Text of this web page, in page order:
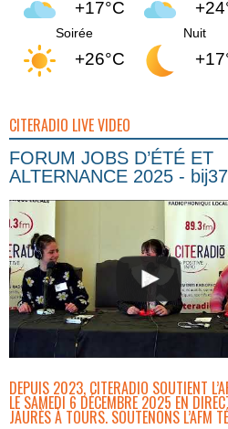
+17°C
Soirée
+26°C
Nuit
CITERADIO LIVE VIDEO
FORUM JOBS D’ÉTÉ ET
ALTERNANCE 2025 - bij37
DEPUIS 2023, CITERADIO SOUTIENT
LE SAMEDI 6 DÉCEMBRE 2025 EN
JAURÈS À TOURS. SOUTENONS L’AFM